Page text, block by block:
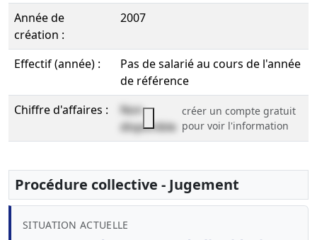
Année de
création :
2007
Effectif (année) :
Pas de salarié au cours de l'année
de référence
Chiffre d'affaires :
Non
disponible
créer un compte gratuit
pour voir l'information
Procédure collective - Jugement
SITUATION ACTUELLE